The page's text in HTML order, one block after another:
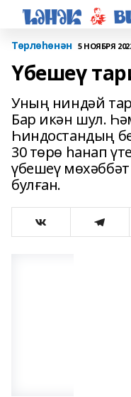
Төрлөһөнән 5 НОЯБРЯ
Үбешеү
Уның ниндәй
Бар икән шул.
Һиндостандың
30 төрө һанап
үбешеү
булған.